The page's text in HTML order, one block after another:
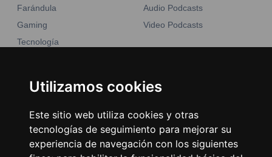
Utilizamos cookies
Este sitio web utiliza cookies y otras
tecnologías de seguimiento para mejorar su
experiencia de navegación con los siguientes
Farándula
Gaming
Tecnología
Noticias
Audio Podcasts
Video Podcasts
Emisoras Unidas
Encuéntranos